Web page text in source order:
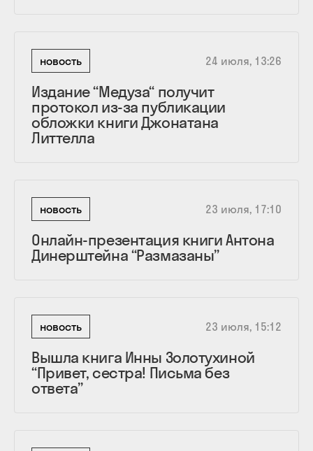
новость 24 июля, 13:26
Издание “Медуза“ получит
протокол из-за публикации
обложки книги Джонатана
Литтелла
новость 23 июля, 17:10
Онлайн-презентация книги Антона
Динерштейна “Размазаны”
новость 23 июля, 15:12
Вышла книга Инны Золотухиной
“Привет, сестра! Письма без
ответа”